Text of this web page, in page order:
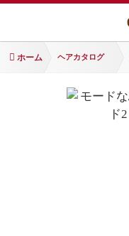
ホーム ヘアカタログ